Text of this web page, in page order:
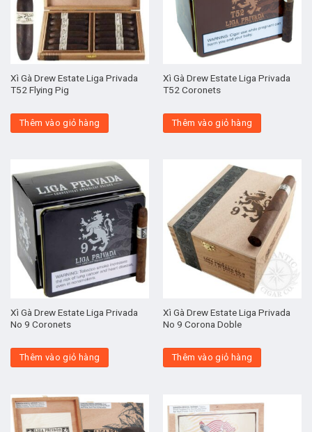
Xì Gà Drew Estate Liga Privada
T52 Flying Pig
Thêm vào giỏ hàng
Xì Gà Drew Estate Liga Privada
T52 Coronets
Thêm vào giỏ hàng
Xì Gà Drew Estate Liga Privada
No 9 Coronets
Thêm vào giỏ hàng
Xì Gà Drew Estate Liga Privada
No 9 Corona Doble
Thêm vào giỏ hàng